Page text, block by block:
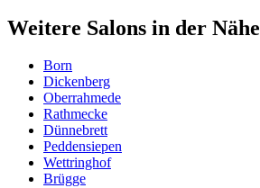
Weitere Salons in der Nähe
Born
Dickenberg
Oberrahmede
Rathmecke
Dünnebrett
Peddensiepen
Wettringhof
Brügge